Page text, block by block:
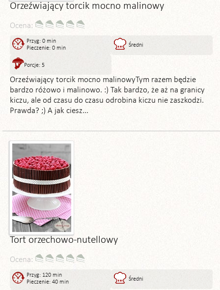
Orzeźwiający torcik mocno malinowy
Ocena:
Przyg: 0 min
Pieczenie: 0 min
Średni
Porcje: 5
Orzeźwiający torcik mocno malinowyTym razem będzie
bardzo różowo i malinowo. :) Tak bardzo, że aż na granicy
kiczu, ale od czasu do czasu odrobina kiczu nie zaszkodzi.
Prawda? ;) A jak ciesz...
Tort orzechowo-nutellowy
Ocena:
Przyg: 120 min
Pieczenie: 40 min
Średni